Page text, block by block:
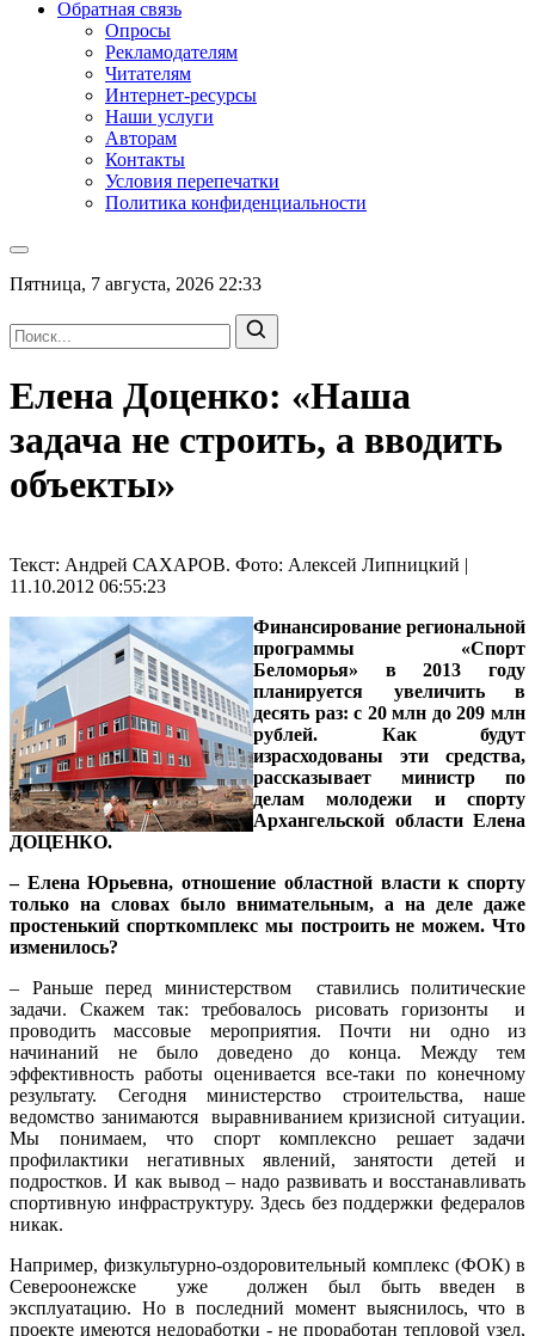
Обратная связь
Опросы
Рекламодателям
Читателям
Интернет-ресурсы
Наши услуги
Авторам
Контакты
Условия перепечатки
Политика конфиденциальности
Пятница, 7 августа, 2026 22:33
Елена Доценко: «Наша
задача не строить, а вводить
объекты»
Текст: Андрей САХАРОВ. Фото: Алексей Липницкий |
11.10.2012 06:55:23
Финансирование региональной
программы «Спорт
Беломорья» в 2013 году
планируется увеличить в
десять раз: с 20 млн до 209 млн
рублей. Как будут
израсходованы эти средства,
рассказывает министр по
делам молодежи и спорту
Архангельской области Елена
ДОЦЕНКО.
– Елена Юрьевна, отношение областной власти к спорту
только на словах было внимательным, а на деле даже
простенький спорткомплекс мы построить не можем. Что
изменилось?
– Раньше перед министерством ставились политические
задачи. Скажем так: требовалось рисовать горизонты и
проводить массовые мероприятия. Почти ни одно из
начинаний не было доведено до конца. Между тем
эффективность работы оценивается все-таки по конечному
результату. Сегодня министерство строительства, наше
ведомство занимаются выравниванием кризисной ситуации.
Мы понимаем, что спорт комплексно решает задачи
профилактики негативных явлений, занятости детей и
подростков. И как вывод – надо развивать и восстанавливать
спортивную инфраструктуру. Здесь без поддержки федералов
никак.
Например, физкультурно-оздоровительный комплекс (ФОК) в
Североонежске уже должен был быть введен в
эксплуатацию. Но в последний момент выяснилось, что в
проекте имеются недоработки - не проработан тепловой узел,